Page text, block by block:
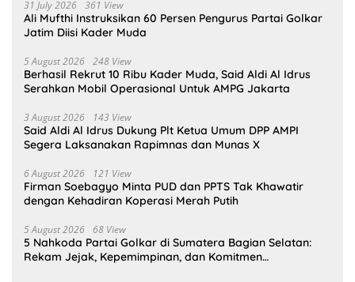
31 July 2026 361 View
Ali Mufthi Instruksikan 60 Persen Pengurus Partai Golkar
Jatim Diisi Kader Muda
5 August 2026 248 View
Berhasil Rekrut 10 Ribu Kader Muda, Said Aldi Al Idrus
Serahkan Mobil Operasional Untuk AMPG Jakarta
3 August 2026 143 View
Said Aldi Al Idrus Dukung Plt Ketua Umum DPP AMPI
Segera Laksanakan Rapimnas dan Munas X
6 August 2026 121 View
Firman Soebagyo Minta PUD dan PPTS Tak Khawatir
dengan Kehadiran Koperasi Merah Putih
5 August 2026 68 View
5 Nahkoda Partai Golkar di Sumatera Bagian Selatan:
Rekam Jejak, Kepemimpinan, dan Komitmen